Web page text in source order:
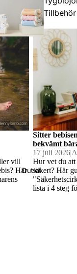
Tillbehör
Bambu
filtar
Hållbar
hygien
Väskor &
Outlet
vill
Här
Sitter
bekvämt
Sitter
bekvämt
17 juli 2026|
Hur vet du
säkert? Här
lista i 4 steg